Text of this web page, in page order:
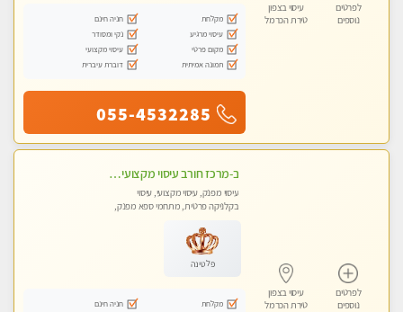
לפרטים
נוספים
עיסוי בצפון
טירת הכרמל
מקלחת
חניה חינם
עיסוי מרגיע
נקי ומסודר
מקום פרטי
עיסוי מקצועי
תמונה אמיתית
דוברת עיברית
055-4532285
לפרטים
נוספים
עיסוי בצפון
טירת הכרמל
ב-מרכז חורב עיסוי מקצועי מפנק גוף לגוף עיסוי קלאסי ועוד...מקום פרטי מעסה מקצועית צעירה ואיכותית
עיסוי מפנק, עיסוי מקצועי, עיסוי
בקלניקה פרטית, מתחמי ספא מפנק,
פלטינה
מקלחת
חניה חינם